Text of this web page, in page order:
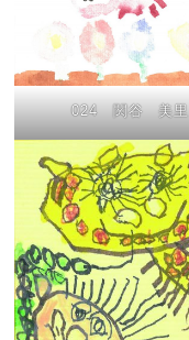
024 関谷 美里